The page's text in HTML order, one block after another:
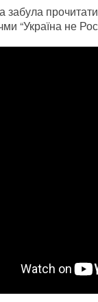
забула
“Україна не